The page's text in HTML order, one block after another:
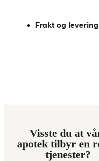
Frakt og levering
Visste du at
apotek tilbyr en
tjenester?